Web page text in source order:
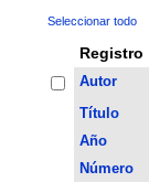
Seleccionar todo
Registro
Autor
Título
Año
Número